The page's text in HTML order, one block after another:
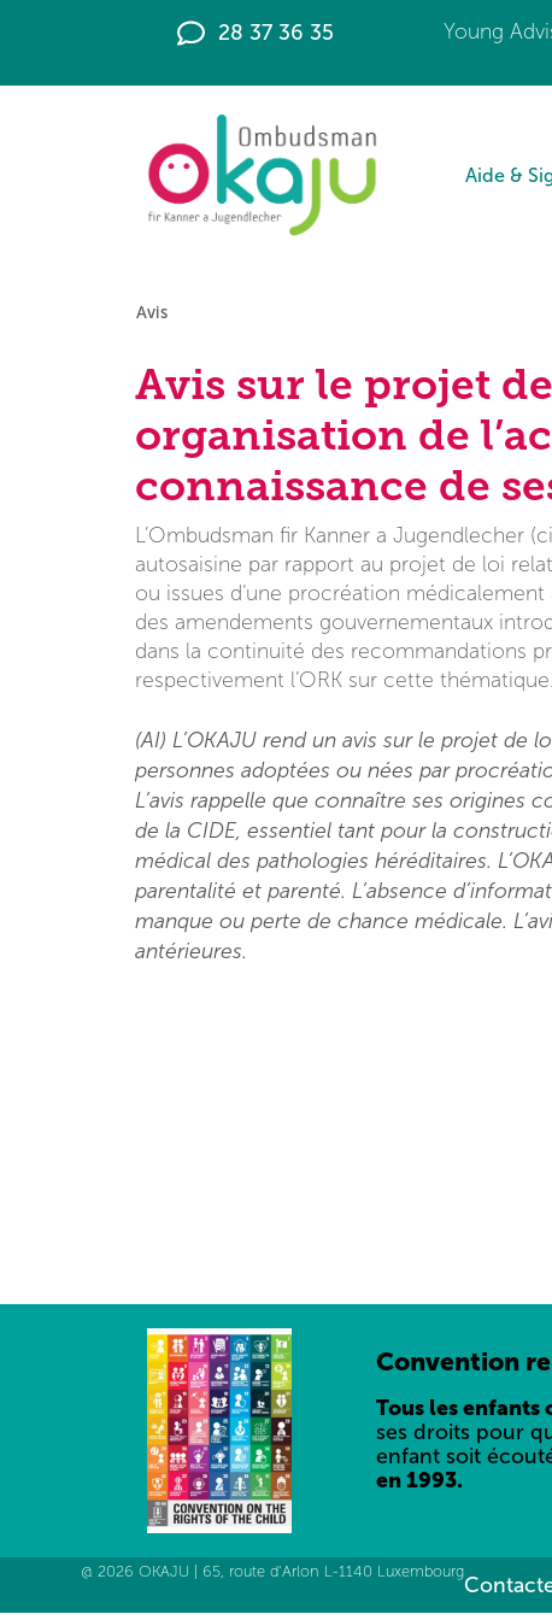
28 37 36 35 Young
Aide &
Avis
Avis sur le projet
organisation de
connaissance de
L’Ombudsman fir Kanner a Jugendlecher
autosaisine par rapport au projet de loi
ou issues d’une procréation
des amendements gouvernementaux
dans la continuité des recommandations
respectivement l’ORK sur cette thématique.
(AI) L’OKAJU rend un avis sur le projet de
personnes adoptées ou nées par
L’avis rappelle que connaître ses origines
de la CIDE, essentiel tant pour la
médical des pathologies héréditaires.
parentalité et parenté. L’absence
manque ou perte de chance médicale.
antérieures.
Convention
Tous les enfants
ses droits pour
enfant soit
en 1993.
@ 2026 OKAJU | 65, route d’Arlon L-1140 Luxembourg